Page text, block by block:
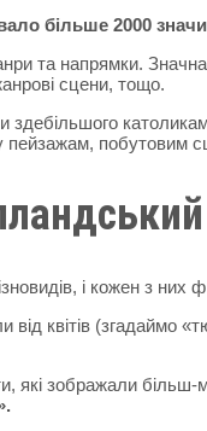
більше 2000
та напрямки.
сцени, тощо.
здебільшого
пейзажам, побутовим
і кожен з них
від квітів
які зображали